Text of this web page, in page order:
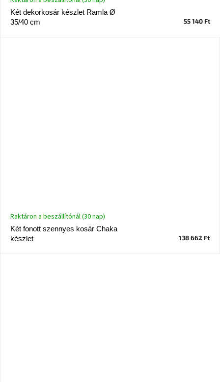
Két dekorkosár készlet Ramla Ø
35/40 cm
55 140 Ft
Két fonott szennyes kosár Chaka
készlet
Raktáron a beszállítónál (30 nap)
138 662 Ft